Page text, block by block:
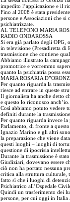
impedito l’applicazione e il
Fino al 2008 è stata
persone e Associazioni che
psichiatrizzate.
AL TELEFONO MARIA
RADIO ONDAROSSA
Si era già parlato degli OPG,
in televisione (Presadiretta di
trasmissione che contiene
Abbiamo illustrato la
promotrice e vorremmo
quanto la psichiatria possa
MARIA ROSARIA
Per quanto riguarda la
riesce ad entrare in queste
Il giornalista ha anche detto
e questo lo riconosco anch’io.
Così abbiamo potuto vedere
definiti durante la
Per quanto riguarda invece la
Parlamento, di fronte a
Ignazio Marino e gli altri
la preparazione che viene
questi luoghi – luoghi di
questione di ipocrisia
Durante la trasmissione è
Giudiziari, dovevano essere
ciò non ha portato nessuna
critica alla struttura culturale,
fatto sì che i luoghi di
Psichiatrico all’Ospedale
Quindi un trasferimento dei
persone, per cui oggi in